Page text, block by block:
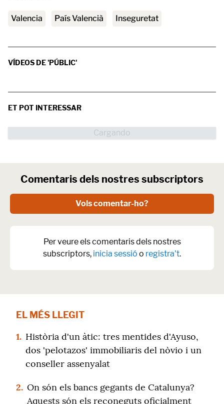
valencia País Valencià inseguretat
VÍDEOS DE 'PÚBLIC'
ET POT INTERESSAR
Comentaris dels nostres subscriptors
Vols comentar-ho?
Per veure els comentaris dels nostres
subscriptors, inicia sessió o registra't.
EL MÉS LLEGIT
1. Història d'un àtic: tres mentides d'Ayuso,
dos 'pelotazos' immobiliaris del nòvio i un
conseller assenyalat
2. On són els bancs gegants de Catalunya?
Aquests són els reconeguts oficialment